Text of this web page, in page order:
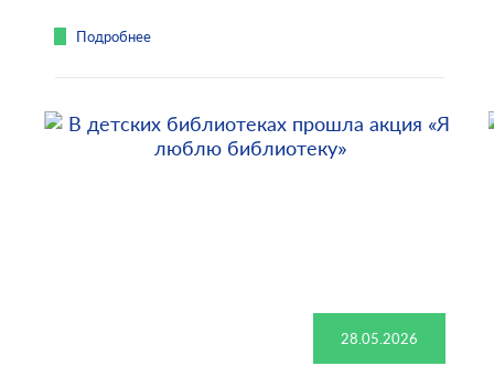
Подробнее
28.05.2026